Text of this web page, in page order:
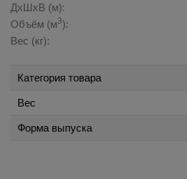
ДхШхВ (м):
Объём (м3):
Вес (кг):
Категория товара
Вес
Форма выпуска